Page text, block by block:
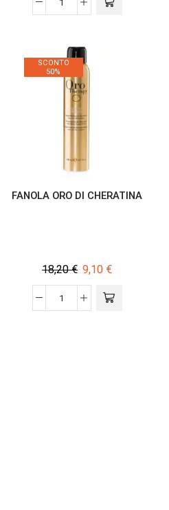
SCONTO
50%
FANOLA ORO DI CHERATINA
18,20€ 9,10 €